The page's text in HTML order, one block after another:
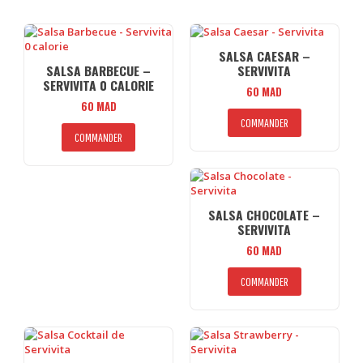
SALSA BARBECUE –
SERVIVITA 0 CALORIE
60 MAD
COMMANDER
SALSA CAESAR –
SERVIVITA
60 MAD
COMMANDER
SALSA CHOCOLATE –
SERVIVITA
60 MAD
COMMANDER